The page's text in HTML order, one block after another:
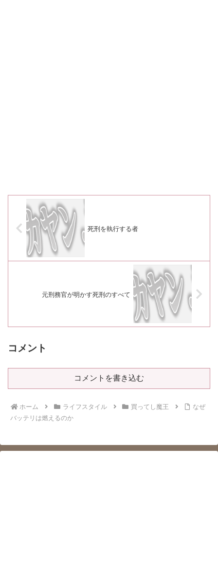
死刑を執行する者
元刑務官が明かす死刑のすべて
コメント
コメントを書き込む
ホーム ライフスタイル 買ってし魔王
なぜ
バッテリは燃えるのか